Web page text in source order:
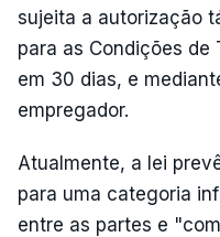
sujeita a autorização
para as Condições de
em 30 dias, e
empregador.
Atualmente, a lei
para uma categoria
entre as partes e